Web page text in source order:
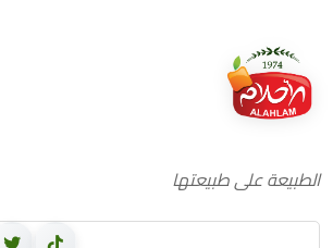
الطبيعة على طبيعتها